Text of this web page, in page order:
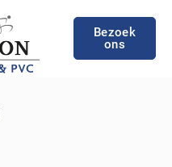
Bezoek
ons